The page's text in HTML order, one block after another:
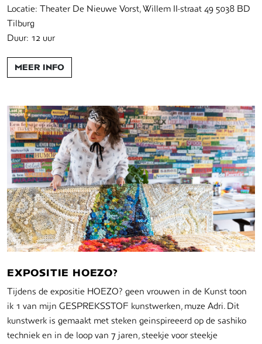
Locatie: Theater De Nieuwe Vorst, Willem II-straat 49 5038 BD
Tilburg
Duur: 12 uur
MEER INFO
EXPOSITIE HOEZO?
Tijdens de expositie HOEZO? geen vrouwen in de Kunst toon
ik 1 van mijn GESPREKSSTOF kunstwerken, muze Adri. Dit
kunstwerk is gemaakt met steken geinspireeerd op de sashiko
techniek en in de loop van 7 jaren, steekje voor steekje